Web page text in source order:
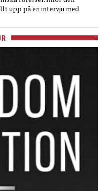
upp på en intervju med